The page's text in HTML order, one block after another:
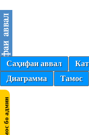
Саҳифаи аввал
Диаграмма
Тамос